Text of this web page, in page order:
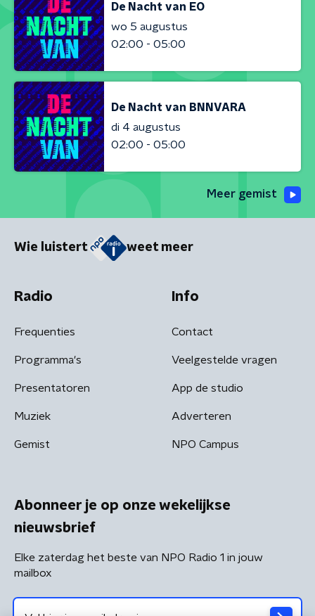
De Nacht van EO
wo 5 augustus
02:00 - 05:00
De Nacht van BNNVARA
di 4 augustus
02:00 - 05:00
Meer gemist
Wie luistert weet meer
Radio
Frequenties
Programma's
Presentatoren
Muziek
Gemist
Info
Contact
Veelgestelde vragen
App de studio
Adverteren
NPO Campus
Abonneer je op onze wekelijkse
nieuwsbrief
Elke zaterdag het beste van NPO Radio 1 in jouw
mailbox